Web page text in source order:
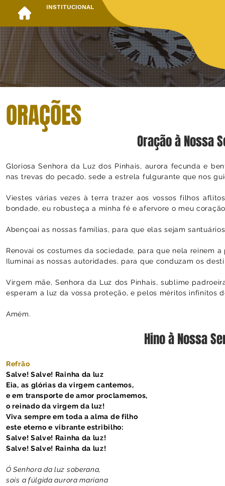
INSTITUCIONAL
ORAÇÕES
Oração à Nossa
Gloriosa Senhora da Luz dos Pinhais, aurora fecunda e
nas trevas do pecado, sede a estrela fulgurante que nos
Viestes várias vezes à terra trazer aos vossos filhos
bondade, eu robusteça a minha fé e afervore o meu
Abençoai as nossas famílias, para que elas sejam
Renovai os costumes da sociedade, para que nela reinem
Iluminai as nossas autoridades, para que conduzam os
Virgem mãe, Senhora da Luz dos Pinhais, sublime
esperam a luz da vossa proteção, e pelos méritos infinitos
Amém.
Hino à Nossa
Refrão
Salve! Salve! Rainha da luz
Eia, as glórias da virgem cantemos,
e em transporte de amor proclamemos,
o reinado da virgem da luz!
Viva sempre em toda a alma de filho
este eterno e vibrante estribilho:
Salve! Salve! Rainha da luz!
Salve! Salve! Rainha da luz!
Ó Senhora da luz soberana,
sois a fúlgida aurora mariana